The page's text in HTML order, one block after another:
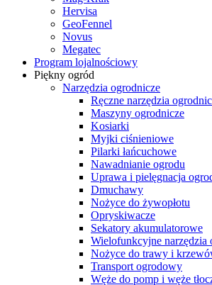
Hervisa
GeoFennel
Novus
Megatec
Program lojalnościowy
Piękny ogród
Narzędzia ogrodnicze
Ręczne narzędzia
Maszyny ogrodnicze
Kosiarki
Myjki ciśnieniowe
Pilarki łańcuchowe
Nawadnianie ogrodu
Uprawa i pielęgnacja
Dmuchawy
Nożyce do żywopłotu
Opryskiwacze
Sekatory akumulatorowe
Wielofunkcyjne narzędzia
Nożyce do trawy i
Transport ogrodowy
Węże do pomp i węże